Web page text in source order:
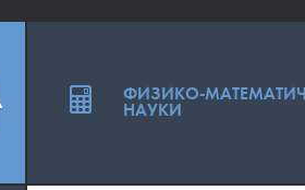
ФИЗИКО-
НАУКИ